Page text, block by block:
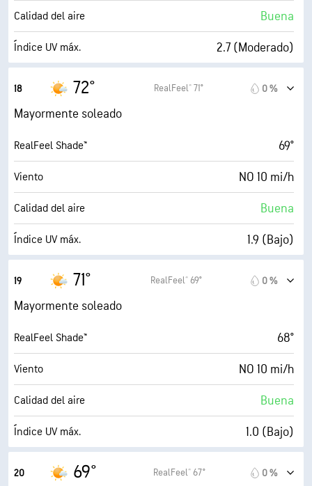
Nubosidad 26 %
Visibilidad 10 mi
Calidad del aire Buena
Índice UV máx. 2.7 (Moderado)
Humedad
Punto de rocío 50° F
AccuLumen Brightness Index™ 9 (Muy luminoso)
Nubosidad 26 %
Visibilidad 10 mi
18 72° RealFeel® 71° 0 %
Mayormente soleado
RealFeel Shade™ 69°
Viento NO 10 mi/h
Calidad del aire Buena
Índice UV máx. 1.9 (Bajo)
Humedad
Punto de rocío 50° F
AccuLumen Brightness Index™ 9 (Muy luminoso)
Nubosidad 26 %
Visibilidad 10 mi
19 71° RealFeel® 69° 0 %
Mayormente soleado
RealFeel Shade™ 68°
Viento NO 10 mi/h
Calidad del aire Buena
Índice UV máx. 1.0 (Bajo)
20 69° RealFeel® 67° 0 %